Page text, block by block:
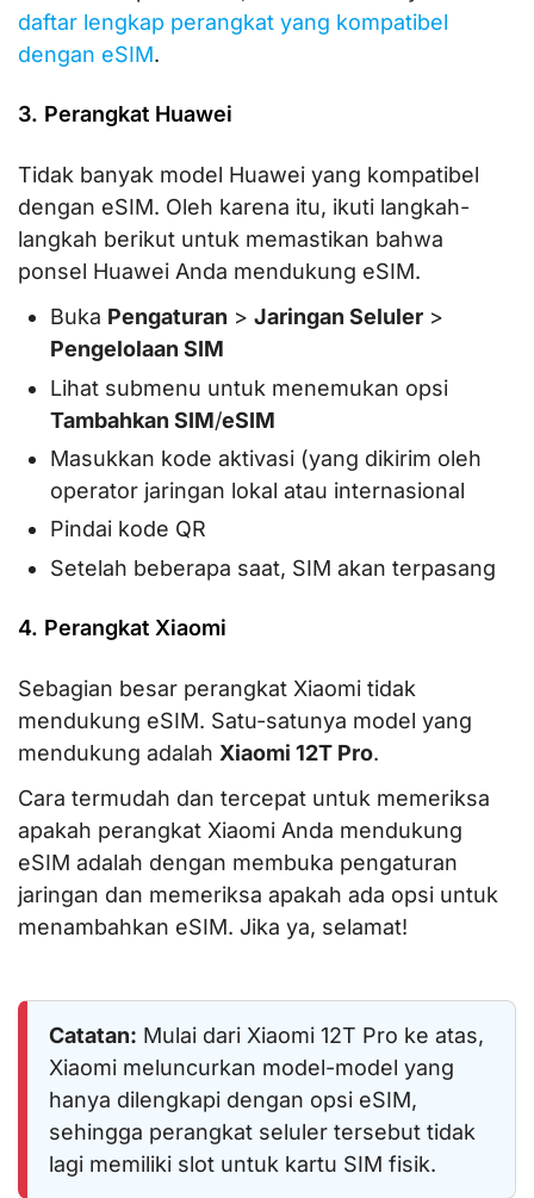
daftar lengkap perangkat yang kompatibel
dengan eSIM.
3. Perangkat Huawei
Tidak banyak model Huawei yang kompatibel
dengan eSIM. Oleh karena itu, ikuti langkah-
langkah berikut untuk memastikan bahwa
ponsel Huawei Anda mendukung eSIM.
Buka Pengaturan > Jaringan Seluler >
Pengelolaan SIM
Lihat submenu untuk menemukan opsi
Tambahkan SIM/eSIM
Masukkan kode aktivasi (yang dikirim oleh
operator jaringan lokal atau internasional
Pindai kode QR
Setelah beberapa saat, SIM akan terpasang
4. Perangkat Xiaomi
Sebagian besar perangkat Xiaomi tidak
mendukung eSIM. Satu-satunya model yang
mendukung adalah Xiaomi 12T Pro.
Cara termudah dan tercepat untuk memeriksa
apakah perangkat Xiaomi Anda mendukung
eSIM adalah dengan membuka pengaturan
jaringan dan memeriksa apakah ada opsi untuk
menambahkan eSIM. Jika ya, selamat!
Catatan: Mulai dari Xiaomi 12T Pro ke atas,
Xiaomi meluncurkan model-model yang
hanya dilengkapi dengan opsi eSIM,
sehingga perangkat seluler tersebut tidak
lagi memiliki slot untuk kartu SIM fisik.